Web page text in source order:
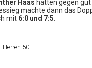
Haas hatten gegen
machte dann das
mit 6:0 und 7:5.
Herren 50